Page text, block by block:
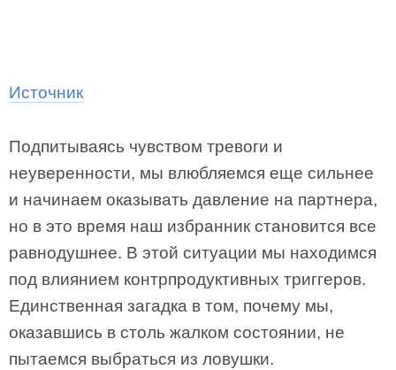
Источник
Подпитываясь чувством тревоги и
неуверенности, мы влюбляемся еще сильнее
и начинаем оказывать давление на партнера,
но в это время наш избранник становится все
равнодушнее. В этой ситуации мы находимся
под влиянием контрпродуктивных триггеров.
Единственная загадка в том, почему мы,
оказавшись в столь жалком состоянии, не
пытаемся выбраться из ловушки.